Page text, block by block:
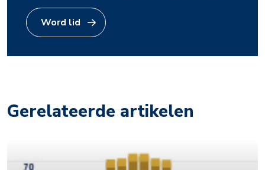
Word lid
Gerelateerde artikelen